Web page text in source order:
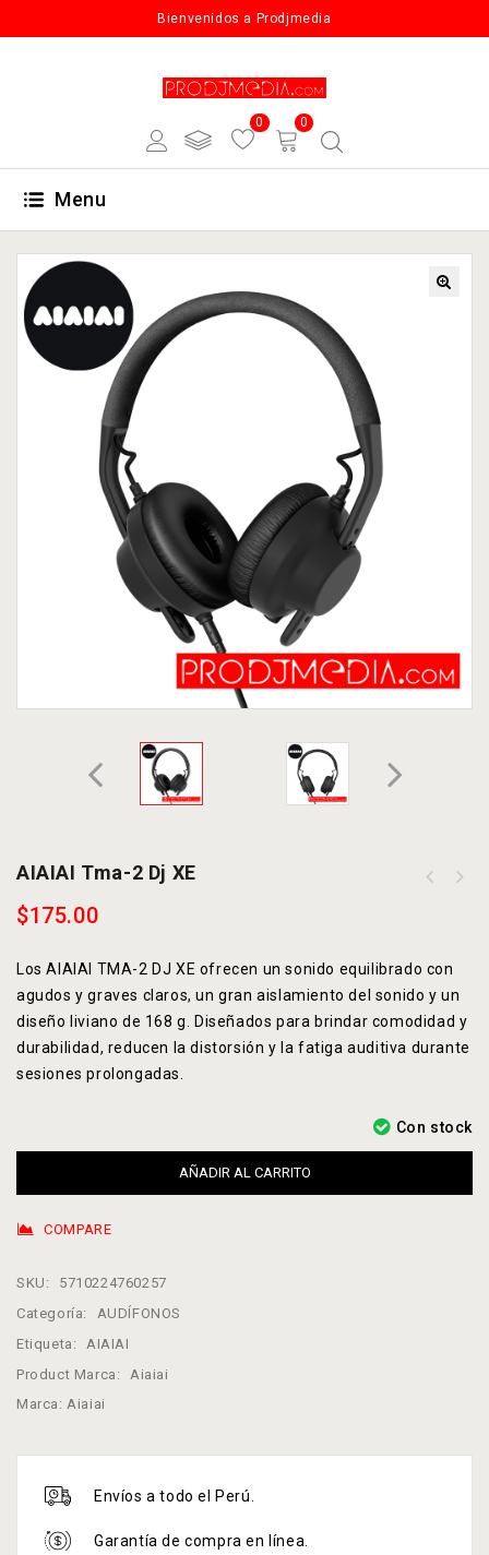
Bienvenidos a Prodjmedia
0 0
Menu
AIAIAI Tma-2 Dj XE
$175.00
Los AIAIAI TMA-2 DJ XE ofrecen un sonido equilibrado con
agudos y graves claros, un gran aislamiento del sonido y un
diseño liviano de 168 g. Diseñados para brindar comodidad y
durabilidad, reducen la distorsión y la fatiga auditiva durante
sesiones prolongadas.
Con stock
AÑADIR AL CARRITO
COMPARE
SKU:
5710224760257
Categoría:
AUDÍFONOS
Etiqueta:
AIAIAI
Product Marca:
Aiaiai
Marca:Aiaiai
Envíos a todo el Perú.
Garantía de compra en línea.